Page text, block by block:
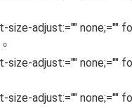
size-adjust:=""
size-adjust:=""
size-adjust:=""